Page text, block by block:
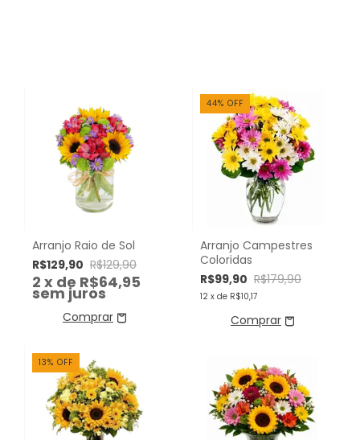
Arranjo Raio de Sol
R$129,90 R$129,90
2 x de R$64,95
sem juros
44% OFF
Arranjo Campestres
Coloridas
R$99,90 R$179,90
12 x de R$10,17
13% OFF